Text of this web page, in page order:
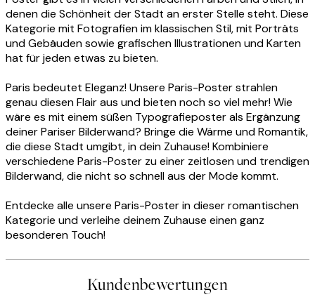
denen die Schönheit der Stadt an erster Stelle steht. Diese
Kategorie mit Fotografien im klassischen Stil, mit Porträts
und Gebäuden sowie grafischen Illustrationen und Karten
hat für jeden etwas zu bieten.
Paris bedeutet Eleganz! Unsere Paris-Poster strahlen
genau diesen Flair aus und bieten noch so viel mehr! Wie
wäre es mit einem süßen Typografieposter als Ergänzung
deiner Pariser Bilderwand? Bringe die Wärme und Romantik,
die diese Stadt umgibt, in dein Zuhause! Kombiniere
verschiedene Paris-Poster zu einer zeitlosen und trendigen
Bilderwand, die nicht so schnell aus der Mode kommt.
Entdecke alle unsere Paris-Poster in dieser romantischen
Kategorie und verleihe deinem Zuhause einen ganz
besonderen Touch!
Kundenbewertungen